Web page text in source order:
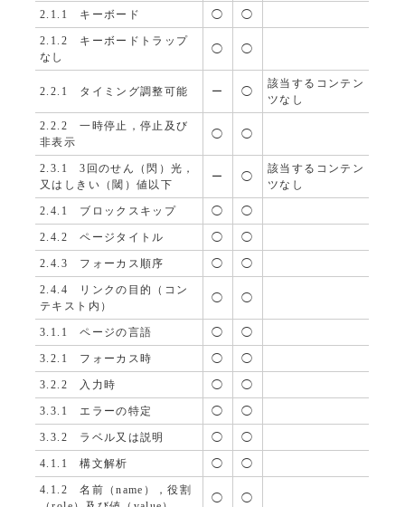
2.1.1 キーボード ◯ ◯
2.1.2 キーボードトラップ
なし
◯ ◯
2.2.1 タイミング調整可能 ー ◯
該当するコンテン
ツなし
2.2.2 一時停止，停止及び
非表示
◯ ◯
2.3.1 3回のせん（閃）光，
又はしきい（閾）値以下
ー ◯
該当するコンテン
ツなし
2.4.1 ブロックスキップ ◯ ◯
2.4.2 ページタイトル ◯ ◯
2.4.3 フォーカス順序 ◯ ◯
2.4.4 リンクの目的（コン
テキスト内）
◯ ◯
3.1.1 ページの言語 ◯ ◯
3.2.1 フォーカス時 ◯ ◯
3.2.2 入力時 ◯ ◯
3.3.1 エラーの特定 ◯ ◯
3.3.2 ラベル又は説明 ◯ ◯
4.1.1 構文解析 ◯ ◯
4.1.2 名前（name），役割
◯ ◯